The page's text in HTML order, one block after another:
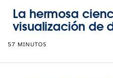
La hermosa
visualización de
57 MINUTOS